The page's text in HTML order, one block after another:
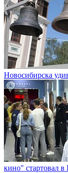
Новосибирска
кино" стартовал